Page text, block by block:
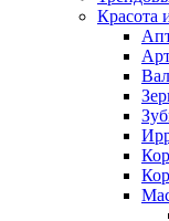
Красота